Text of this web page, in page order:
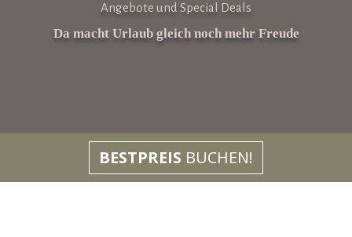
Angebote und Special Deals
Da macht Urlaub gleich noch mehr Freude
BESTPREIS BUCHEN!